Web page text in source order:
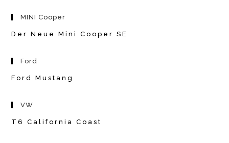
MINI Cooper
Der Neue Mini Cooper SE
Ford
Ford Mustang
VW
T6 California Coast